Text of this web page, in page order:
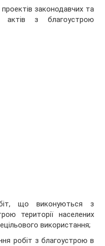
законодавчих та
актів з благоустрою
що виконуються з
території населених
використання;
робіт з благоустрою в